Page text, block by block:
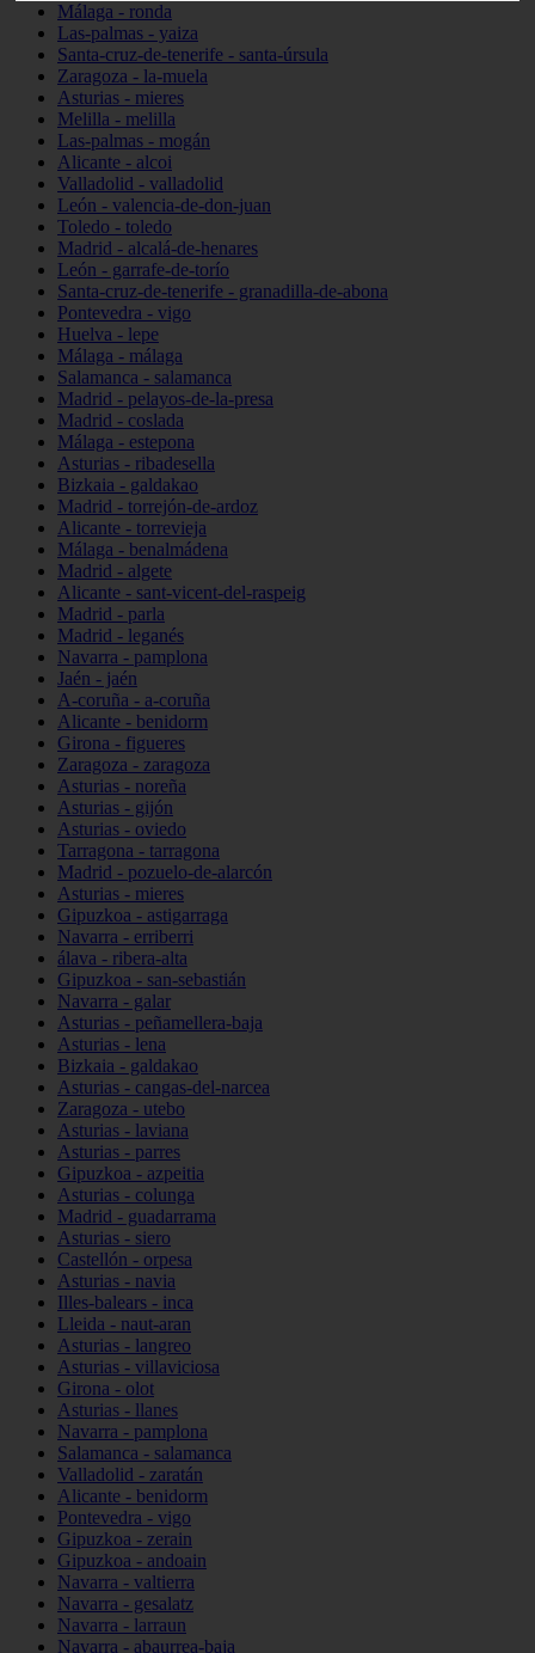
Málaga - ronda
Las-palmas - yaiza
Santa-cruz-de-tenerife - santa-úrsula
Zaragoza - la-muela
Asturias - mieres
Melilla - melilla
Las-palmas - mogán
Alicante - alcoi
Valladolid - valladolid
León - valencia-de-don-juan
Toledo - toledo
Madrid - alcalá-de-henares
León - garrafe-de-torío
Santa-cruz-de-tenerife - granadilla-de-abona
Pontevedra - vigo
Huelva - lepe
Málaga - málaga
Salamanca - salamanca
Madrid - pelayos-de-la-presa
Madrid - coslada
Málaga - estepona
Asturias - ribadesella
Bizkaia - galdakao
Madrid - torrejón-de-ardoz
Alicante - torrevieja
Málaga - benalmádena
Madrid - algete
Alicante - sant-vicent-del-raspeig
Madrid - parla
Madrid - leganés
Navarra - pamplona
Jaén - jaén
A-coruña - a-coruña
Alicante - benidorm
Girona - figueres
Zaragoza - zaragoza
Asturias - noreña
Asturias - gijón
Asturias - oviedo
Tarragona - tarragona
Madrid - pozuelo-de-alarcón
Asturias - mieres
Gipuzkoa - astigarraga
Navarra - erriberri
álava - ribera-alta
Gipuzkoa - san-sebastián
Navarra - galar
Asturias - peñamellera-baja
Asturias - lena
Bizkaia - galdakao
Asturias - cangas-del-narcea
Zaragoza - utebo
Asturias - laviana
Asturias - parres
Gipuzkoa - azpeitia
Asturias - colunga
Madrid - guadarrama
Asturias - siero
Castellón - orpesa
Asturias - navia
Illes-balears - inca
Lleida - naut-aran
Asturias - langreo
Asturias - villaviciosa
Girona - olot
Asturias - llanes
Navarra - pamplona
Salamanca - salamanca
Valladolid - zaratán
Alicante - benidorm
Pontevedra - vigo
Gipuzkoa - zerain
Gipuzkoa - andoain
Navarra - valtierra
Navarra - gesalatz
Navarra - larraun
Navarra - abaurrea-baja